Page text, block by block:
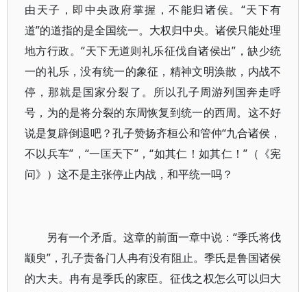
由天子，即中央政府掌握，不能归诸侯。“天下有
道”的道指的是全国统一。大权归中央。诸侯只能处理
地方行政。“天下无道则礼乐征伐自诸侯出”，缺少统
一的礼乐，没有统一的象征，精神文明涣散，内战不
停，那就是国家分裂了。所以孔子周游列国奔走呼
号，为的是将分裂的东周恢复到统一的西周。这不好
说是复辟倒退吧？孔子赞扬齐桓公和管仲“九合诸侯，
不以兵车”，“一匡天下”，“如其仁！如其仁！”（《宪
问》）这不是主张停止内战，和平统一吗？
另有一个矛盾。这章的前面一章中说：“季氏将伐
颛臾”，孔子责备门人冉有没有阻止。季氏是鲁国诸侯
的大夫。冉有是季氏的家臣。征伐之权怎么可以归大